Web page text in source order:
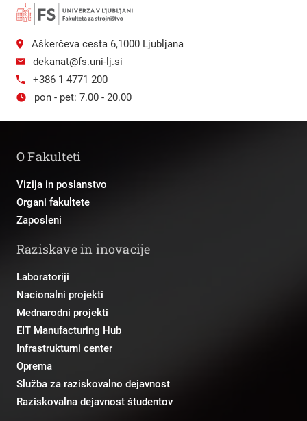
Aškerčeva cesta 6,1000 Ljubljana
dekanat@fs.uni-lj.si
+386 1 4771 200
pon - pet: 7.00 - 20.00
O Fakulteti
Vizija in poslanstvo
Organi fakultete
Zaposleni
Raziskave in inovacije
Laboratoriji
Nacionalni projekti
Mednarodni projekti
EIT Manufacturing Hub
Infrastrukturni center
Oprema
Služba za raziskovalno dejavnost
Raziskovalna dejavnost študentov